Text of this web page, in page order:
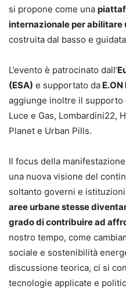
si propone come una
internazionale per abilitare
costruita dal basso e
L’evento è patrocinato dall’
(ESA) e supportato da
aggiunge inoltre il supporto
Luce e Gas, Lombardini22,
Planet e Urban Pills.
Il focus della
una nuova visione del
soltanto governi e
aree urbane stesse
grado di contribuire ad
nostro tempo, come
sociale e sostenibilità
discussione teorica, ci si
tecnologie applicate e